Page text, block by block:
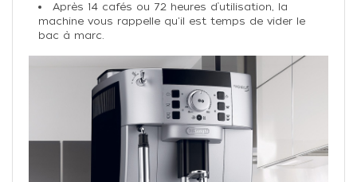
Après 14 cafés ou 72 heures d’utilisation, la
machine vous rappelle qu'il est temps de vider le
bac à marc.